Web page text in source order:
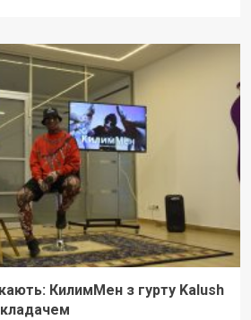
КилимМен з гурту Kalush